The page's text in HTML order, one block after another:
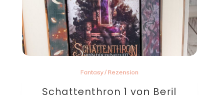
Fantasy/ Rezension
Schattenthron 1 von Beril